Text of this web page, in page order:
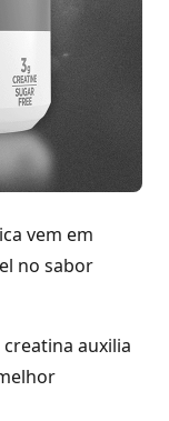
vem em
no sabor
auxilia